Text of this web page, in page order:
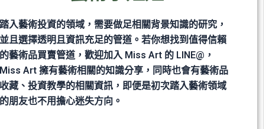
踏入藝術投資的領域，需要做足相關背景知識的研究，
並且選擇透明且資訊充足的管道。若你想找到值得信賴
的藝術品買賣管道，歡迎加入 Miss Art 的 LINE@，
Miss Art 擁有藝術相關的知識分享，同時也會有藝術品
收藏、投資教學的相關資訊，即便是初次踏入藝術領域
的朋友也不用擔心迷失方向。